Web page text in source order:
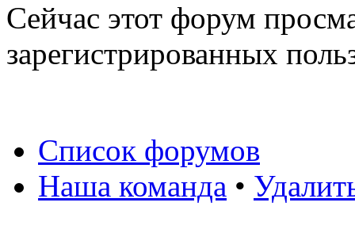
Сейчас этот форум
зарегистрированных
Список форумов
Наша команда •